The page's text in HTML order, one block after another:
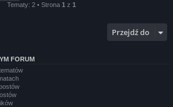
Tematy: 2 • Strona 1 z 1
Przejdź do
FORUM